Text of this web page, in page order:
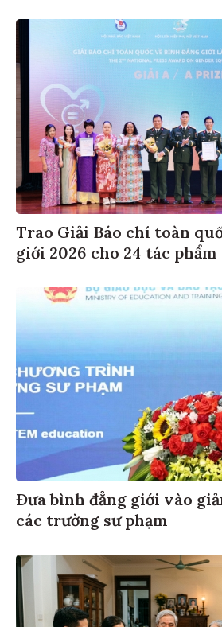
Trao Giải Báo chí toàn
giới 2026 cho 24 tác phẩm
Đưa bình đẳng giới vào
các trường sư phạm